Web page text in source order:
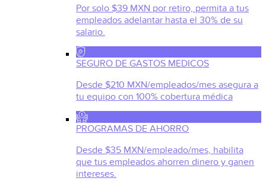
Por solo $39 MXN por retiro, permita a tus
empleados adelantar hasta el 30% de su
salario.
SEGURO DE GASTOS MEDICOS
Desde $210 MXN/empleados/mes asegura a
tu equipo con 100% cobertura médica
PROGRAMAS DE AHORRO
Desde $35 MXN/empleado/mes, habilita
que tus empleados ahorren dinero y ganen
intereses.